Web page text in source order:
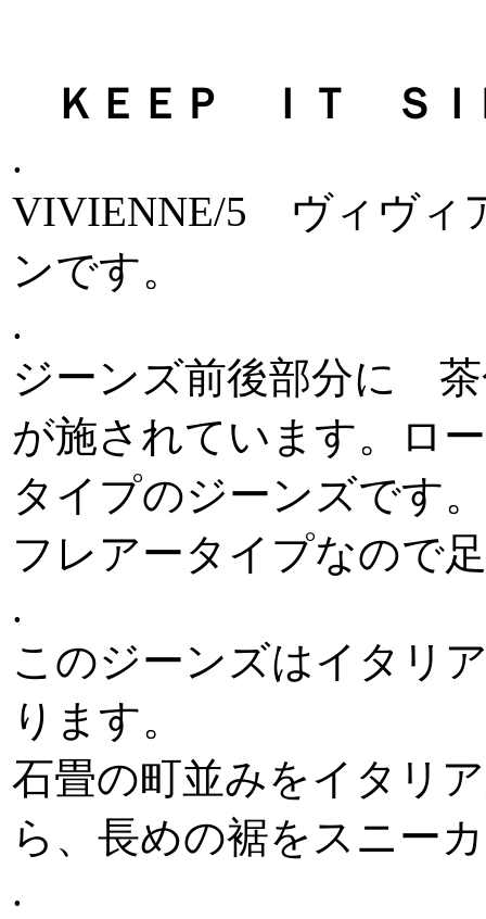
ＫＥＥＰ ＩＴ ＳＩ
.
VIVIENNE/5 ヴィヴィ
ンです。
.
ジーンズ前後部分に 茶
が施されています。ロ
タイプのジーンズです
フレアータイプなので
.
このジーンズはイタリ
ります。
石畳の町並みをイタリ
ら、長めの裾をスニー
.